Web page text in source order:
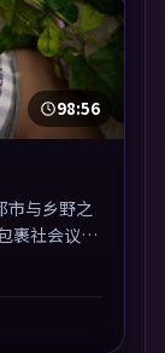
98:56
市与乡野之
裹社会议
落，悬念